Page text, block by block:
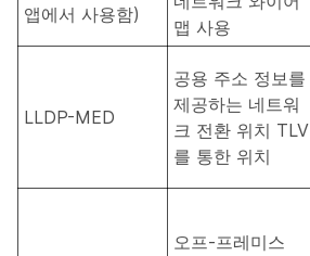
앱에서 사용함)
맵 사용
LLDP-MED
공용 주소 정보를
제공하는 네트워
크 전환 위치 TLV
를 통한 위치
오프-프레미스